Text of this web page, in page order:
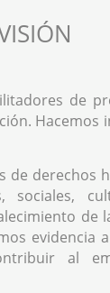
de
Hacemos
de derechos
sociales,
de
evidencia
al